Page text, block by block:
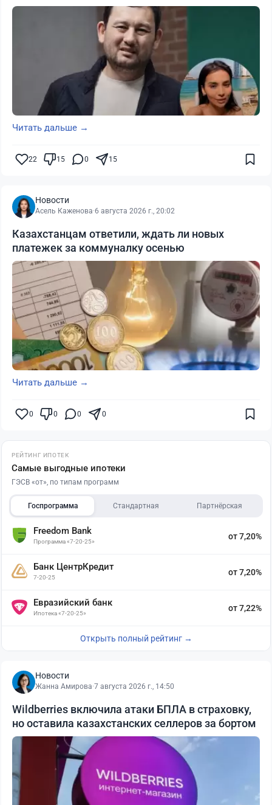
Читать дальше →
22 15 0 15
Новости
Асель Каженова·6 августа 2026 г., 20:02
Казахстанцам ответили, ждать ли новых
платежек за коммуналку осенью
Читать дальше →
0 0 0 0
РЕЙТИНГ ИПОТЕК
Самые выгодные ипотеки
ГЭСВ «от», по типам программ
Госпрограмма Стандартная Партнёрская
Freedom Bank
Программа «7-20-25»
от 7,20%
Банк ЦентрКредит
7-20-25
от 7,20%
Евразийский банк
Ипотека «7-20-25»
от 7,22%
Открыть полный рейтинг →
Новости
Жанна Амирова·7 августа 2026 г., 14:50
Wildberries включила атаки БПЛА в страховку,
но оставила казахстанских селлеров за бортом